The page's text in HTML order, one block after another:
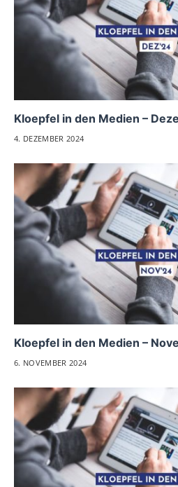
Kloepfel in den Medien –
4. DEZEMBER 2024
Kloepfel in den Medien –
6. NOVEMBER 2024